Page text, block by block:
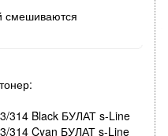
смешиваются
314 Black БУЛАТ s-Line
314 Cyan БУЛАТ s-Line